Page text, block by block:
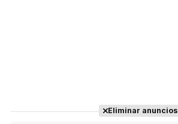
Eliminar anuncios